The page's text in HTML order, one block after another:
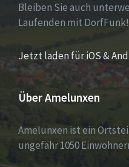
Bleiben Sie auch
Laufenden mit DorfFunk!
Jetzt laden für iOS &
Über Amelunxen
Amelunxen ist ein
ungefähr 1050